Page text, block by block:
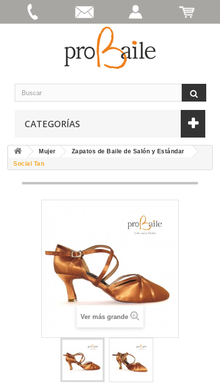
CATEGORÍAS
Mujer
Zapatos de Baile de Salón y Estándar
Social Tan
Ver más grande